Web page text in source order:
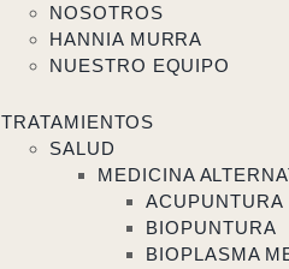
NOSOTROS
HANNIA MURRA
NUESTRO EQUIPO
TRATAMIENTOS
SALUD
MEDICINA
ACUPUNTURA
BIOPUNTURA
BIOPLASMA